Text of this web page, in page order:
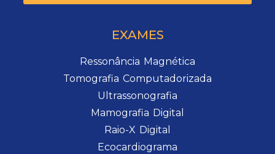
EXAMES
Ressonância Magnética
Tomografia Computadorizada
Ultrassonografia
Mamografia Digital
Raio-X Digital
Ecocardiograma